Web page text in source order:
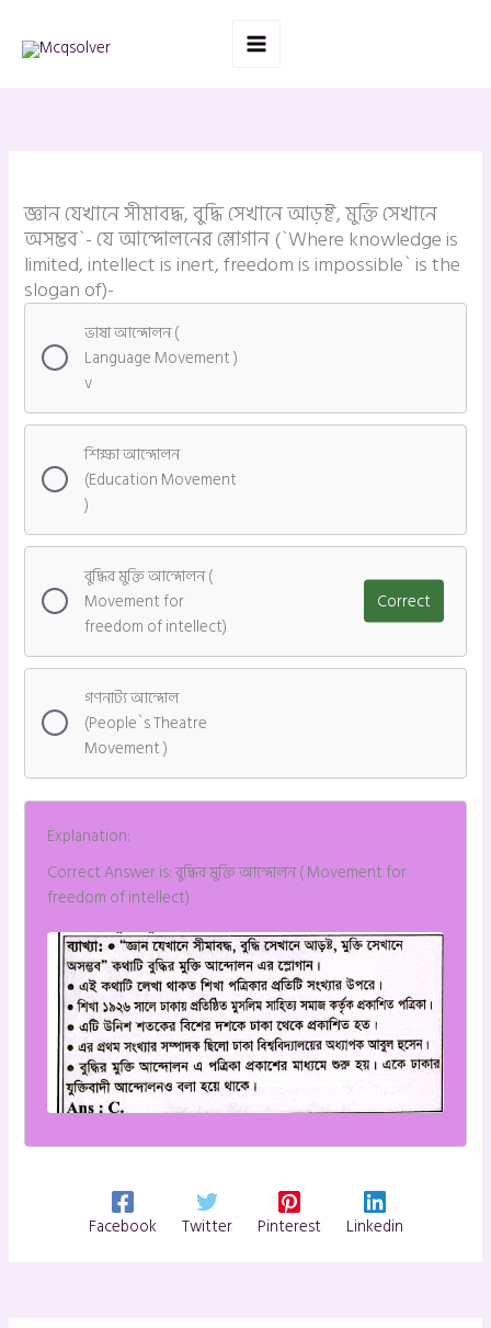
content
জ্ঞান যেখানে সীমাবদ্ধ, বুদ্ধি সেখানে আড়ষ্ট, মুক্তি সেখানে
অসম্ভব`- যে আন্দোলনের স্লোগান (`Where knowledge is
limited, intellect is inert, freedom is impossible` is the
slogan of)-
ভাষা আন্দোলন (
Language Movement )
v
শিক্ষা আন্দোলন
(Education Movement
)
বুদ্ধির মুক্তি আন্দোলন (
Movement for
freedom of intellect)
Correct
গণনাট্য আন্দোল
(People`s Theatre
Movement )
Explanation:
Correct Answer is: বুদ্ধির মুক্তি আন্দোলন ( Movement for
freedom of intellect)
Facebook Twitter Pinterest Linkedin